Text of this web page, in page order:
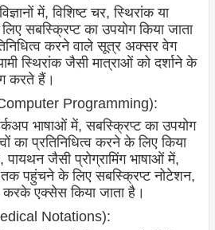
में, विशिष्ट चर, स्थिरांक या
सबस्क्रिप्ट का उपयोग किया जाता
करने वाले सूत्र अक्सर वेग
स्थिरांक जैसी मात्राओं को दर्शाने के
करते हैं।
(Computer Programming):
भाषाओं में, सबस्क्रिप्ट का उपयोग
का प्रतिनिधित्व करने के लिए किया
जैसी प्रोग्रामिंग भाषाओं में,
तक पहुंचने के लिए सबस्क्रिप्ट नोटेशन,
एक्सेस किया जाता है।
Notations):